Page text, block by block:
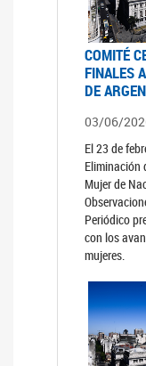
COMITÉ
FINALES
DE
03/06/
El 23 de
Eliminación
Mujer de
Periódico
con los
mujeres.